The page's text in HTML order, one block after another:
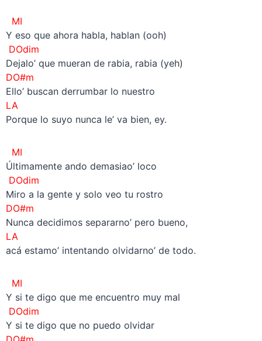
MI
Y eso que ahora habla, hablan (ooh)
DOdim
Dejalo’ que mueran de rabia, rabia (yeh)
DO#m
Ello’ buscan derrumbar lo nuestro
LA
Porque lo suyo nunca le’ va bien, ey.
MI
Últimamente ando demasiao’ loco
DOdim
Miro a la gente y solo veo tu rostro
DO#m
Nunca decidimos separarno’ pero bueno,
LA
acá estamo’ intentando olvidarno’ de todo.
MI
Y si te digo que me encuentro muy mal
DOdim
Y si te digo que no puedo olvidar